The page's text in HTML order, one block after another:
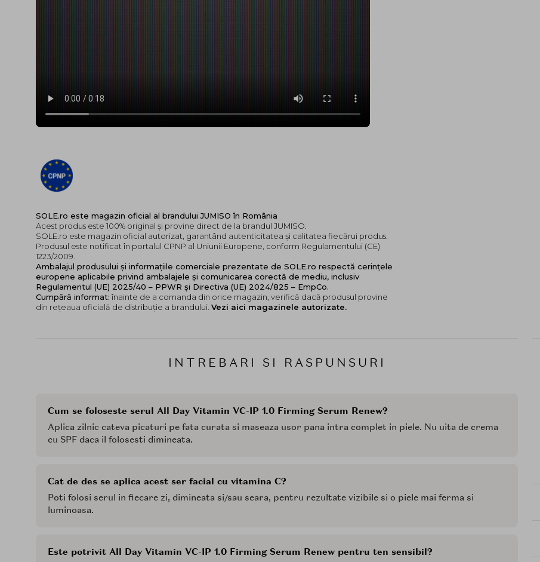
SOLE.ro este magazin oficial al brandului JUMISO în România
Acest produs este 100% original și provine direct de la brandul JUMISO.
SOLE.ro este magazin oficial autorizat, garantând autenticitatea și calitatea fiecărui produs.
Produsul este notificat în portalul CPNP al Uniunii Europene, conform Regulamentului (CE)
1223/2009.
Ambalajul produsului și informațiile comerciale prezentate de SOLE.ro respectă cerințele
europene aplicabile privind ambalajele și comunicarea corectă de mediu, inclusiv
Regulamentul (UE) 2025/40 – PPWR și Directiva (UE) 2024/825 – EmpCo.
Cumpără informat: înainte de a comanda din orice magazin, verifică dacă produsul provine
din rețeaua oficială de distribuție a brandului. Vezi aici magazinele autorizate.
INTREBARI SI RASPUNSURI
Cum se foloseste serul All Day Vitamin VC-IP 1.0 Firming Serum Renew?
Aplica zilnic cateva picaturi pe fata curata si maseaza usor pana intra complet in piele. Nu uita de crema
cu SPF daca il folosesti dimineata.
Cat de des se aplica acest ser facial cu vitamina C?
Poti folosi serul in fiecare zi, dimineata si/sau seara, pentru rezultate vizibile si o piele mai ferma si
luminoasa.
Este potrivit All Day Vitamin VC-IP 1.0 Firming Serum Renew pentru ten sensibil?